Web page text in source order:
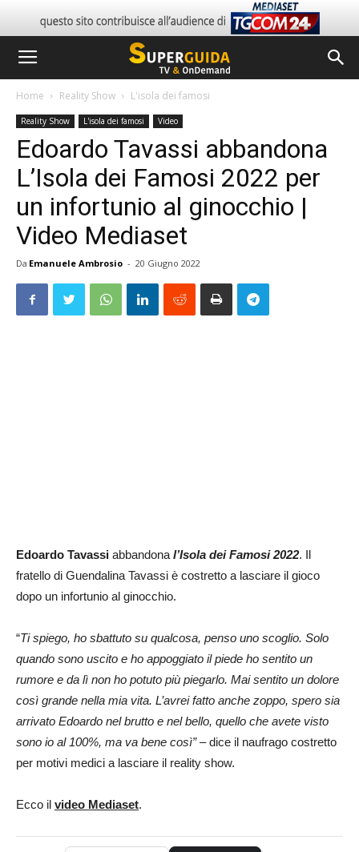
Home Reality Show L'isola dei famosi
Reality Show L'isola dei famosi Video
Edoardo Tavassi abbandona
L’Isola dei Famosi 2022 per
un infortunio al ginocchio |
Video Mediaset
Da Emanuele Ambrosio - 20 Giugno 2022
Edoardo Tavassi abbandonal’Isola dei Famosi 2022. Il
fratello di Guendalina Tavassi è costretto a lasciare il gioco
dopo un infortunio al ginocchio.
“Ti spiego, ho sbattuto su qualcosa, penso uno scoglio. Solo
quando sono uscito e ho appoggiato il piede ho sentito un
rumore e da lì non ho potuto più piegarlo. Mai sentito un dolore
così grande nella mia vita. L’avrei fatto anche zoppo, spero sia
arrivato Edoardo nel brutto e nel bello, quello che avete visto
sono io al 100%, ma va bene così” –dice il naufrago costretto
per motivi medici a lasciare il reality show.
Ecco il video Mediaset.